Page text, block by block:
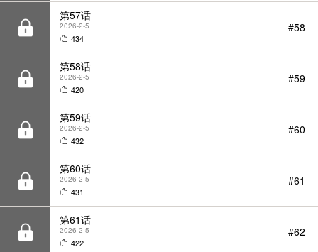
第58话
2026-2-5
420
#59
第59话
2026-2-5
432
#60
第60话
2026-2-5
431
#61
第61话
2026-2-5
422
#62
第62话
2026-2-5
520
#63